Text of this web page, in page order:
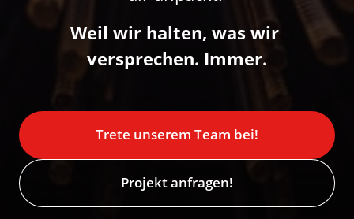
Weil wir halten, was wir
versprechen. Immer.
Trete unserem Team bei!
Projekt anfragen!